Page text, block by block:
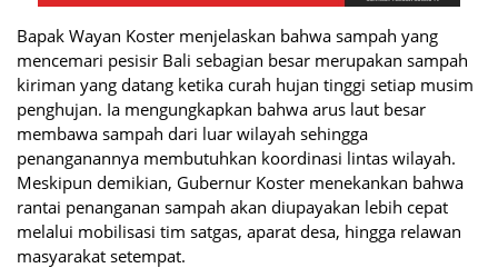
Bapak Wayan Koster menjelaskan bahwa sampah yang
mencemari pesisir Bali sebagian besar merupakan sampah
kiriman yang datang ketika curah hujan tinggi setiap musim
penghujan. Ia mengungkapkan bahwa arus laut besar
membawa sampah dari luar wilayah sehingga
penanganannya membutuhkan koordinasi lintas wilayah.
Meskipun demikian, Gubernur Koster menekankan bahwa
rantai penanganan sampah akan diupayakan lebih cepat
melalui mobilisasi tim satgas, aparat desa, hingga relawan
masyarakat setempat.